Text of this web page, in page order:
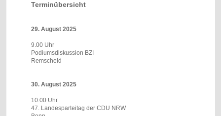
Terminübersicht
29. August 2025
9.00 Uhr
Podiumsdiskussion BZI
Remscheid
30. August 2025
10.00 Uhr
47. Landesparteitag der CDU NRW